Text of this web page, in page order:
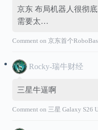
京东 布局机器人很彻
需要太…
Comment on京东首个RoboBase落子广州黄
Rocky-瑞牛财经
三星牛逼啊
Comment on 三星 Galaxy S26 Ultra 防窥屏火